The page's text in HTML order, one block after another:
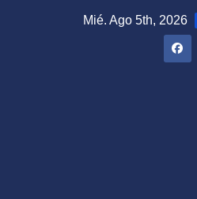
Mié. Ago 5th, 2026